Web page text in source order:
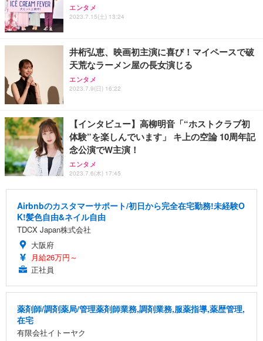
エンタメ
2023.7.15(土) 13:24
井桁弘恵、映画初主演に喜び！マイペースで破
天荒なラーメン屋の⻑⼥演じる
エンタメ
2023.7.9(日) 16:22
【インタビュー】高柳明音「“ホストクラブ初
体験”を楽しんでいます」 キ上の空論 10周年記
念公演でW主演！
エンタメ
2023.7.6(木) 17:45
Airbnbのカスタマーサポート/初日から完全在宅勤務!未経験O
K!髪色自由&ネイル自由
TDCX Japan株式会社
大阪府
月給26万円～
正社員
薬剤師/調剤薬局/管理薬剤師業務,調剤業務,服薬指導,薬歴管理,
在宅
有限会社イトーヤク